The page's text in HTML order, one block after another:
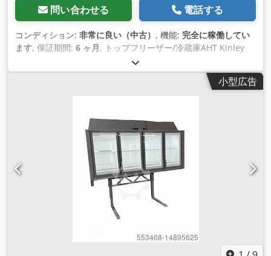
ど）を除き、6ヶ月間部品保証されます。 - 単体で使用可能 - ラ
インアップで使用可能 - アクセサリー在庫あり（固定ブラケッ
ト、アイランドマルチプレックス用トップカバー、サイドカバ
ー、ガラス蓋シール、スライド式ガラス蓋 ） - スペアパーツあ
ンサー、ファン）
問い合わせる 電話する
コンディション: 非常に良い（中古） , 機能: 完全に稼働してい
ます, 保証期間: 6 ヶ月, トップフリーザー/冷蔵庫AHT Kinley
210またはEpta 210のみの価格です。 横型キャビネットAHTマ
イアミは含まれません。 世界中への迅速な配送 地域内インボ
イス（付加価値税別 AHT Kinley 210/250 cm (冷凍庫、冷蔵
置 LED庫内照明（キャノピーLED、ドアLED照明） AHT Kinley
/ EptaまたはCarrierトップフリーザー（長さ210cmおよび
250cm）を在庫しています。 Crjdpfx Asrhwvxekksf AHT
MiamiまたはAthen XL LEDキャビネットと組み合わせ可能（ル
ーマニア、オラデアに在庫あり） 再調整されたAHT EQシリー
ズ機器は、消耗品（冷媒、ガスケット、ネオンランプなど）を
除き、6ヶ月間部品保証されます。 付属品およびスペアパーツ
小型広告